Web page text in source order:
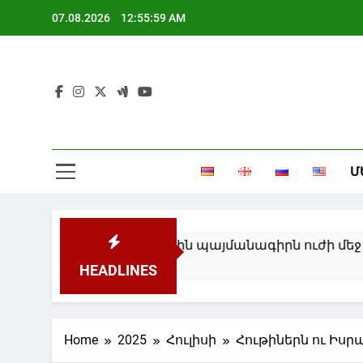
07.08.2026 12:55:59 AM
HEADLINES
գոտու մասին պայմանագիրն ուժի մեջ
Home 2025 Հուլիսի Հութիներն ու